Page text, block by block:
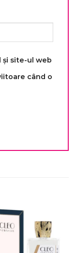
și site-ul web
când o